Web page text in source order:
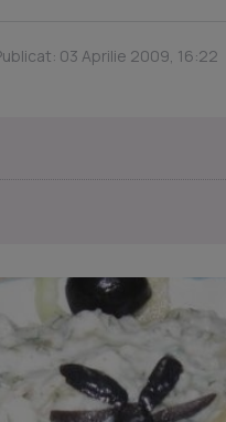
03 Aprilie 2009, 16:22